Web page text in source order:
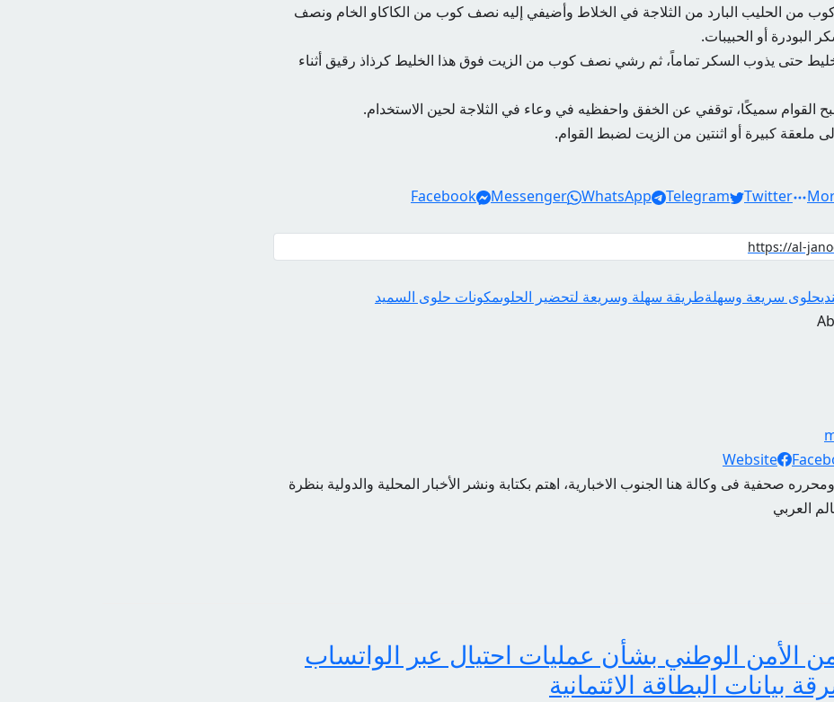
من الحليب البارد من الثلاجة في الخلاط وأضيفي إليه نصف كوب من الكاكاو الخام ونصف
البودرة أو الحبيبات.
حتى يذوب السكر تماماً، ثم رشي نصف كوب من الزيت فوق هذا الخليط كرذاذ رقيق أثناء
القوام سميكًا، توقفي عن الخفق واحفظيه في وعاء في الثلاجة لحين الاستخدام.
ملعقة كبيرة أو اثنتين من الزيت لضبط القوام.
Facebook
Messenger WhatsApp Telegram Twitter
حلوى سريعة وسهلةطريقة سهلة وسريعة لتحضير الحلوىمكونات حلوى السميد
Website
صحفية فى وكالة هنا الجنوب الاخبارية، اهتم بكتابة ونشر الأخبار المحلية والدولية بنظرة
العربي
الأمن الوطني بشأن عمليات احتيال عبر الواتساب
بيانات البطاقة الائتمانية